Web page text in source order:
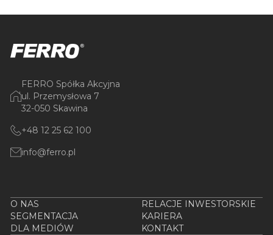
FERRO Spółka Akcyjna
ul. Przemysłowa 7
32-050 Skawina
+48 12 25 62 100
info@ferro.pl
O NAS
RELACJE INWESTORSKIE
SEGMENTACJA
KARIERA
DLA MEDIÓW
KONTAKT